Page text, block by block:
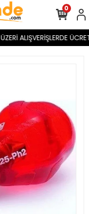
ALIŞVERİŞLERDE
0